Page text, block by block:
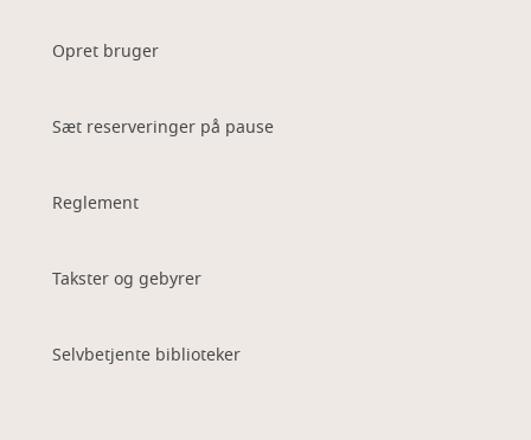
Opret bruger
Sæt reserveringer på pause
Reglement
Takster og gebyrer
Selvbetjente biblioteker